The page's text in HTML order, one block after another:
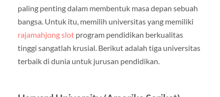
paling penting dalam membentuk masa depan sebuah
bangsa. Untuk itu, memilih universitas yang memiliki
rajamahjong slotprogram pendidikan berkualitas
tinggi sangatlah krusial. Berikut adalah tiga universitas
terbaik di dunia untuk jurusan pendidikan.